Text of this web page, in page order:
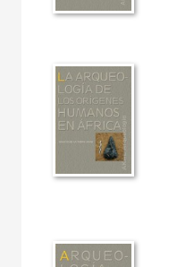
Ebook
Papel
Rústica